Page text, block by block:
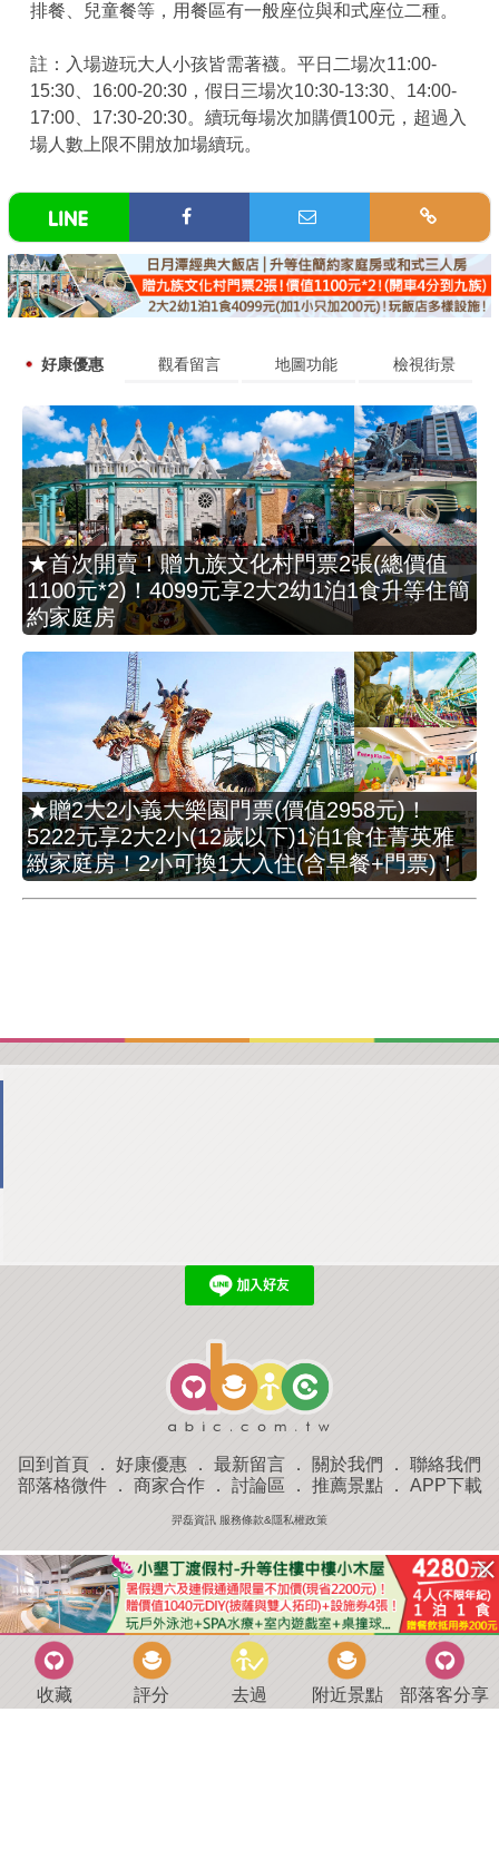
排餐、兒童餐等，用餐區有一般座位與和式座位二種。
註：入場遊玩大人小孩皆需著襪。平日二場次11:00-
15:30、16:00-20:30，假日三場次10:30-13:30、14:00-
17:00、17:30-20:30。續玩每場次加購價100元，超過入
場人數上限不開放加場續玩。
好康優惠 觀看留言 地圖功能 檢視街景
★首次開賣！贈九族文化村門票2張(總價值
1100元*2)！4099元享2大2幼1泊1食升等住簡
約家庭房
★贈2大2小義大樂園門票(價值2958元)！
5222元享2大2小(12歲以下)1泊1食住菁英雅
緻家庭房！2小可換1大入住(含早餐+門票)！
回到首頁 ． 好康優惠 ． 最新留言 ． 關於我們 ． 聯絡我們
部落格微件． 商家合作． 討論區 ． 推薦景點． APP下載
羿磊資訊 服務條款&隱私權政策
收藏 評分 去過 附近景點 部落客分享